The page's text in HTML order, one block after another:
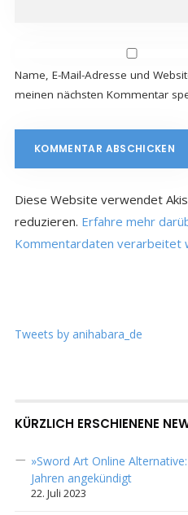
Name, E-Mail-Adresse und
meinen nächsten Kommentar
Diese Website verwendet
reduzieren. Erfahre mehr
Kommentardaten verarbeitet
Tweets by anihabara_de
KÜRZLICH ERSCHIENENE
»Sword Art Online
Jahren angekündigt
22. Juli 2023